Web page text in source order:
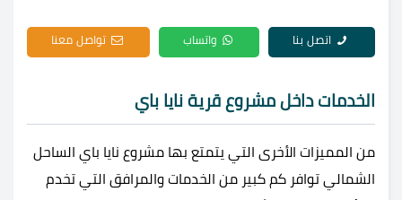
اتصل بنا واتساب تواصل معنا
الخدمات داخل مشروع قرية نايا باي
من المميزات الأخرى التي يتمتع بها مشروع نايا باي الساحل
الشمالي توافر كم كبير من الخدمات والمرافق التي تخدم